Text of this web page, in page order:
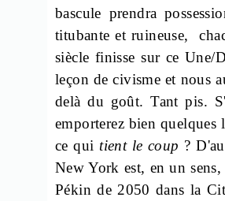
bascule prendra
titubante et ruineuse,
siècle finisse sur ce
leçon de civisme et nous
delà du goût. Tant pis.
emporterez bien
ce qui tient le coup ?
New York est, en un
Pékin de 2050 dans la